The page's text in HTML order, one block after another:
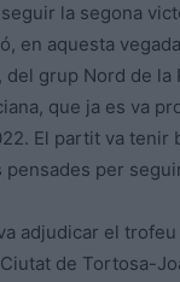
la segona
en aquesta
del grup Nord de la
que ja es va
El partit va tenir
per
adjudicar el trofeu
de Tortosa-